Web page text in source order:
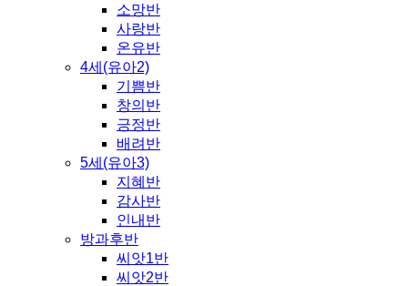
소망반
사랑반
온유반
4세(유아2)
기쁨반
창의반
긍정반
배려반
5세(유아3)
지혜반
감사반
인내반
방과후반
씨앗1반
씨앗2반